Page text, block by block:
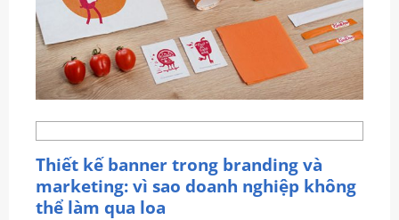
Thiết kế banner trong branding và
marketing: vì sao doanh nghiệp không
thể làm qua loa